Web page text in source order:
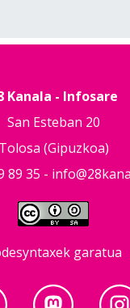
Kanala - Infosare
San Esteban 20
Tolosa (Gipuzkoa)
89 35 -
garatua